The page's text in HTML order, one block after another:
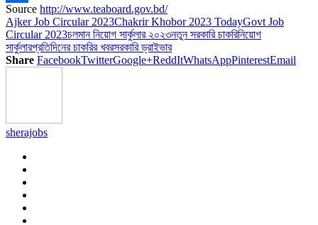
Link
Share
Source http://www.teaboard.gov.bd/
Ajker Job Circular 2023Chakrir Khobor 2023 TodayGovt Job
Circular 2023চলমান নিয়োগ সার্কুলার ২০২৩নতুন সরকারি চাকরিনিয়োগ
সার্কুলারপ্রতিদিনের চাকরির খবরসরকারি ড্রাইভার
Share FacebookTwitterGoogle+ReddItWhatsAppPinterestEmail
sherajobs